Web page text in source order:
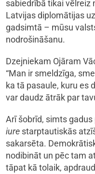
sabiedrībā tikai vēlreiz
Latvijas diplomātijas
gadsimtā – mūsu
nodrošināšanu.
Dzejniekam Ojāram
“Man ir smeldzīga,
ka tā pasaule, kuru es
var daudz ātrāk par
Arī šobrīd, simts
iure starptautiskās
sakarsēta.
nodibināt un pēc tam
tāpat kā tolaik,